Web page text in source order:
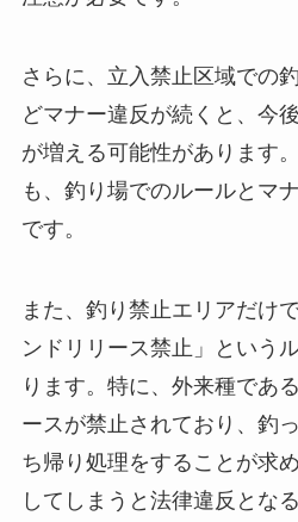
さらに、立入禁止区域での
どマナー違反が続くと、今
が増える可能性があります
も、釣り場でのルールとマ
です。
また、釣り禁止エリアだけ
ンドリリース禁止」という
ります。特に、外来種であ
ースが禁止されており、釣
ち帰り処理をすることが求
してしまうと法律違反とな